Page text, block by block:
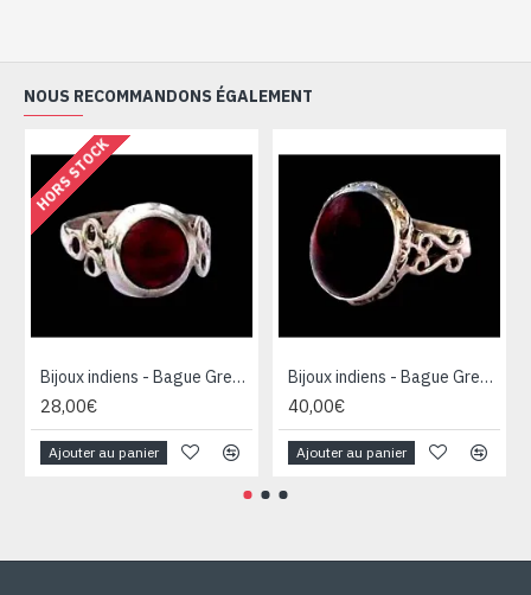
NOUS RECOMMANDONS ÉGALEMENT
HORS STOCK
Bijoux indiens - Bague Grenat - Bague indienne
28,00€
Ajouter au panier
Bijoux indiens - Bague Grenat - Bague indienne
40,00€
Ajouter au panier